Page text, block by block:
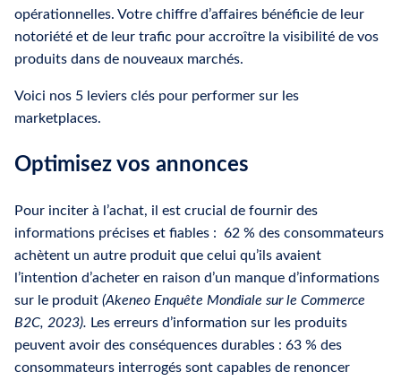
opérationnelles. Votre chiffre d’affaires bénéficie de leur
notoriété et de leur trafic pour accroître la visibilité de vos
produits dans de nouveaux marchés.
Voici nos 5 leviers clés pour performer sur les
marketplaces.
Optimisez vos annonces
Pour inciter à l’achat, il est crucial de fournir des
informations précises et fiables : 62 % des consommateurs
achètent un autre produit que celui qu’ils avaient
l’intention d’acheter en raison d’un manque d’informations
sur le produit (Akeneo Enquête Mondiale sur le Commerce
B2C, 2023). Les erreurs d’information sur les produits
peuvent avoir des conséquences durables : 63 % des
consommateurs interrogés sont capables de renoncer